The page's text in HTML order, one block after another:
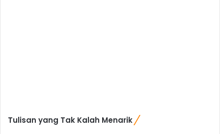
Tulisan yang Tak Kalah Menarik